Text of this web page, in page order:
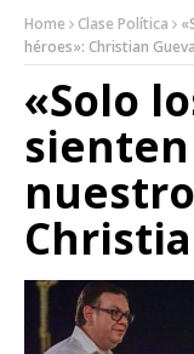
Home Clase Política
héroes»: Christian
«Solo